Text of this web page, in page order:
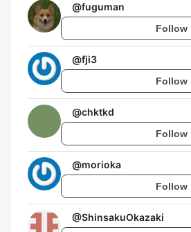
@fuguman
Follow
@fji3
Follow
@chktkd
Follow
@morioka
Follow
@ShinsakuOkazaki